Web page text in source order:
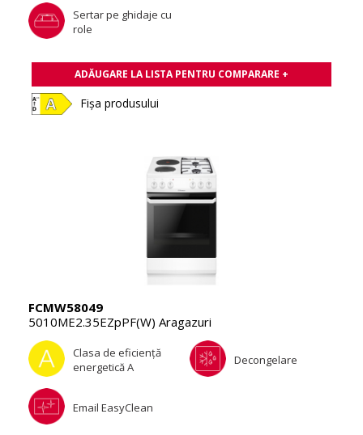
Sertar pe ghidaje cu
role
ADĂUGARE LA LISTA PENTRU COMPARARE +
Fișa produsului
FCMW58049
5010ME2.35EZpPF(W) Aragazuri
Clasa de eficienţă
energetică A
Decongelare
Email EasyClean